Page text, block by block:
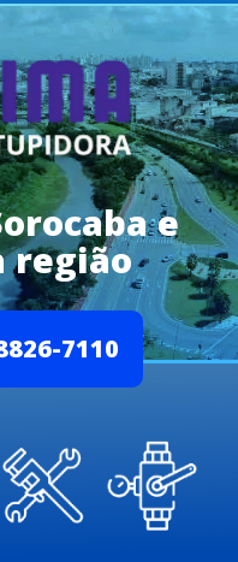
e
região
7110